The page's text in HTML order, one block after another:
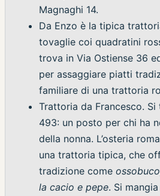
Magnaghi 14.
Da Enzo è la tipica
tovaglie coi quadratini
trova in Via Ostiense 36
per assaggiare piatti
familiare di una trattoria
Trattoria da Francesco.
493: un posto per chi ha
della nonna. L’osteria
una trattoria tipica, che
tradizione come
la cacio e pepe. Si